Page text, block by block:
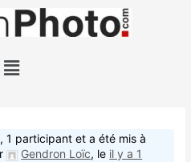
Menu
1 participant et a été mis à
Gendron Loïc, le il y a 1